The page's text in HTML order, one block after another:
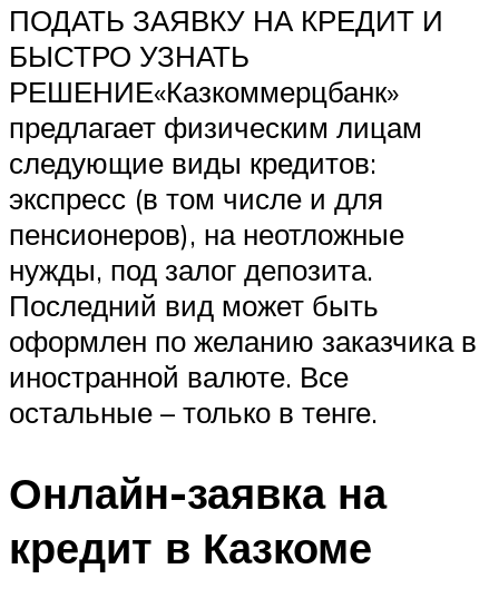
ПОДАТЬ ЗАЯВКУ НА КРЕДИТ И
БЫСТРО УЗНАТЬ
РЕШЕНИЕ«Казкоммерцбанк»
предлагает физическим лицам
следующие виды кредитов:
экспресс (в том числе и для
пенсионеров), на неотложные
нужды, под залог депозита.
Последний вид может быть
оформлен по желанию заказчика в
иностранной валюте. Все
остальные – только в тенге.
Онлайн-заявка на
кредит в Казкоме